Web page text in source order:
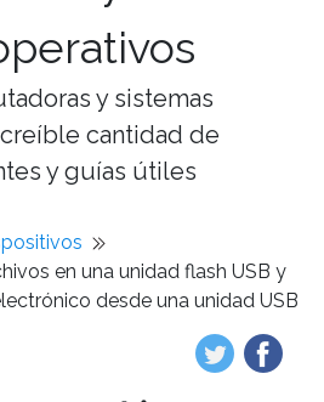
y sistemas
cantidad de
y guías útiles
en una unidad flash USB y
desde una unidad USB